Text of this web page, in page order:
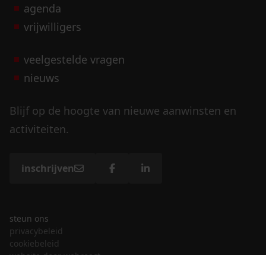
agenda
vrijwilligers
veelgestelde vragen
nieuws
Blijf op de hoogte van nieuwe aanwinsten en
activiteiten.
inschrijven
steun ons
privacybeleid
cookiebeleid